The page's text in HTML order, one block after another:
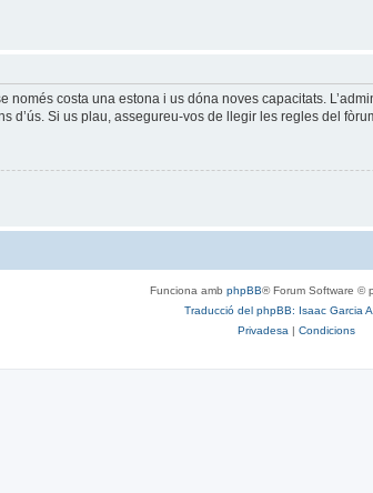
només costa una estona i us dóna noves capacitats.
d’ús. Si us plau, assegureu-vos de llegir les regles del
Funciona amb phpBB® Forum Software ©
Traducció del phpBB: Isaac Garcia
Privadesa | Condicions